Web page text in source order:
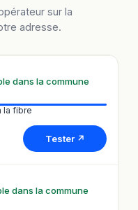
sur la
adresse.
dans la commune
la fibre
Tester ↗
dans la commune